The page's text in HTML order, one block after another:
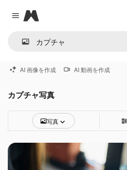
Close menu
Magnific
AI 画像を作成 AI 動画を作成
カプチャ写真
写真